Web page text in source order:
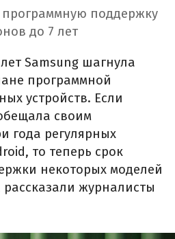
поддержку
до 7 лет
Samsung шагнула
программной
устройств. Если
своим
года регулярных
то теперь срок
некоторых моделей
рассказали журналисты